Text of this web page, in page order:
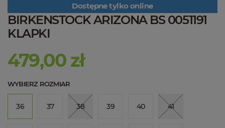
Dostępne tylko online
BIRKENSTOCK ARIZONA BS 0051191
KLAPKI
479,00 zł
WYBIERZ ROZMIAR
36 37 38 39 40 41